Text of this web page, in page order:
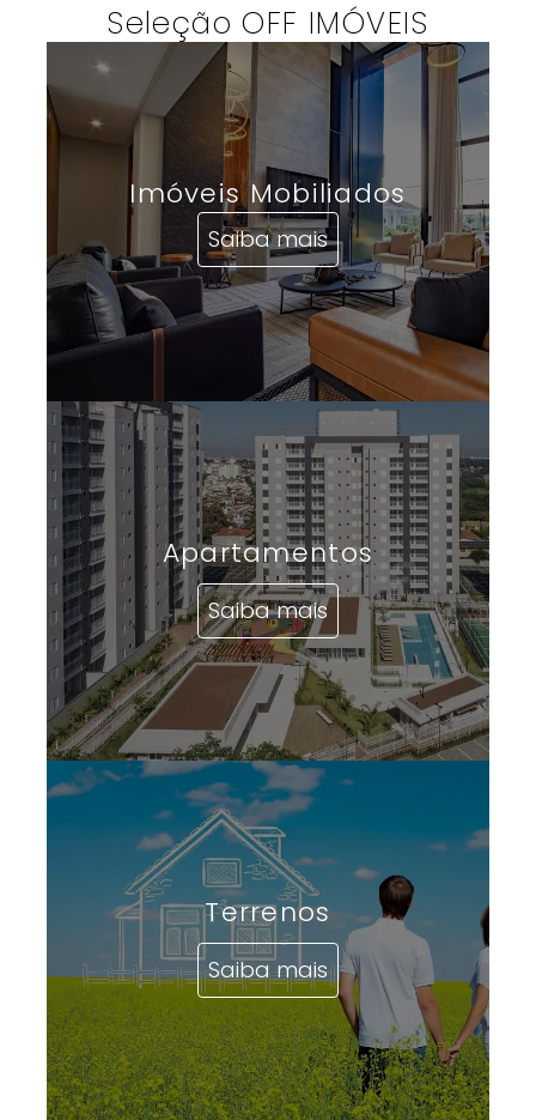
Seleção OFF IMÓVEIS
Imóveis Mobiliados
Saiba mais
Apartamentos
Saiba mais
Terrenos
Saiba mais